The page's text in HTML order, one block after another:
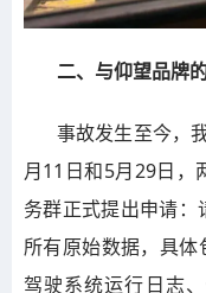
二、与仰望品牌
事故发生至今，
月11日和5月29日，
务群正式提出申请
所有原始数据，具体
驾驶系统运行日志